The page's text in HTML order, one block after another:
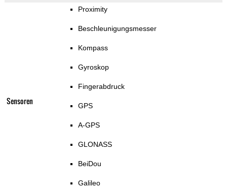
Sensoren
Proximity
Beschleunigungsmesser
Kompass
Gyroskop
Fingerabdruck
GPS
A-GPS
GLONASS
BeiDou
Galileo